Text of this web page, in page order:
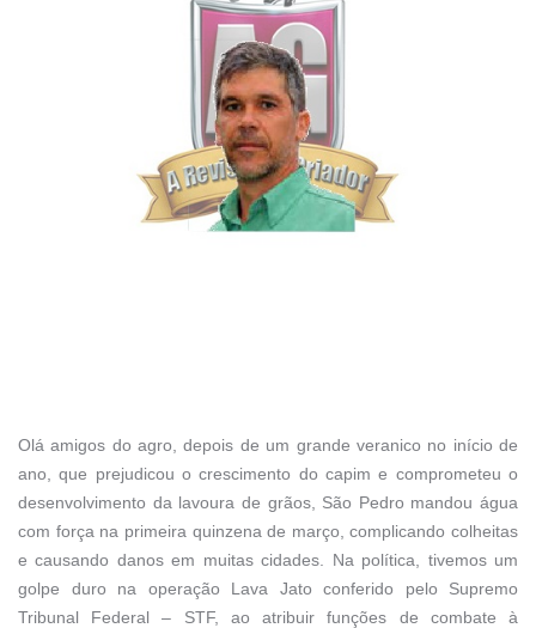
Olá amigos do agro, depois de um grande veranico no início de
ano, que prejudicou o crescimento do capim e comprometeu o
desenvolvimento da lavoura de grãos, São Pedro mandou água
com força na primeira quinzena de março, complicando colheitas
e causando danos em muitas cidades. Na política, tivemos um
golpe duro na operação Lava Jato conferido pelo Supremo
Tribunal Federal – STF, ao atribuir funções de combate à